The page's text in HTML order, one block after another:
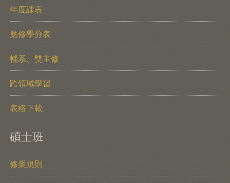
年度課表
應修學分表
輔系、雙主修
跨領域學習
表格下載
碩士班
修業規則